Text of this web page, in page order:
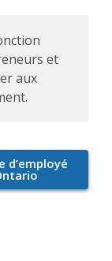
et
aux